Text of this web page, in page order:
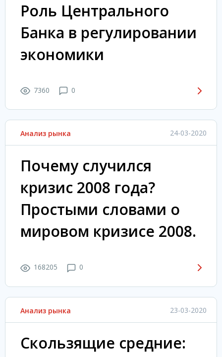
Роль Центрального
Банка в регулировании
экономики
7360 0
Анализ рынка 24-03-2020
Почему случился
кризис 2008 года?
Простыми словами о
мировом кризисе 2008.
168205 0
Анализ рынка 23-03-2020
Скользящие средние: